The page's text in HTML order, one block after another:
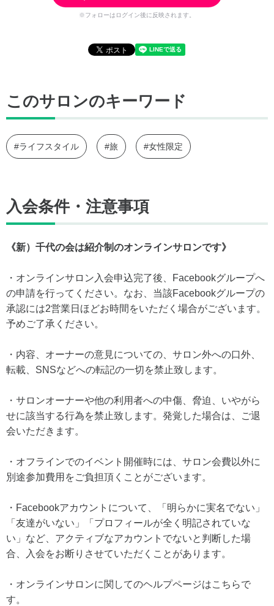
※フォローはログイン後に反映されます。
このサロンのキーワード
#ライフスタイル #旅 #女性限定
入会条件・注意事項
《新）千代の会は紹介制のオンラインサロンです》
・オンラインサロン入会申込完了後、Facebookグループへ
の申請を行ってください。なお、当該Facebookグループの
承認には2営業日ほどお時間をいただく場合がございます。
予めご了承ください。
・内容、オーナーの意見についての、サロン外への口外、
転載、SNSなどへの転記の一切を禁止致します。
・サロンオーナーや他の利用者への中傷、脅迫、いやがら
せに該当する行為を禁止致します。発覚した場合は、ご退
会いただきます。
・オフラインでのイベント開催時には、サロン会費以外に
別途参加費用をご負担頂くことがございます。
・Facebookアカウントについて、「明らかに実名でない」
「友達がいない」「プロフィールが全く明記されていな
い」など、アクティブなアカウントでないと判断した場
合、入会をお断りさせていただくことがあります。
・オンラインサロンに関してのヘルプページはこちらで
す。